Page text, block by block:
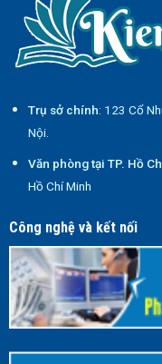
Trụ sở chính: 123 Cổ
Nội.
Văn phòng tại TP. Hồ
Hồ Chí Minh
Công nghệ và kết nối